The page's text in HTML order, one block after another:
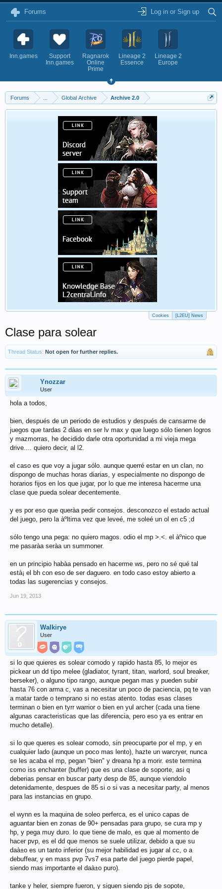
Forums Log in or Sign up
Inn.games
Support
Inn.games
Ragnarok
Online
Prime
Lineage 2
Essence
Lineage 2
Europe
Forums Global Archive Archive 2.0
Cookies [L2EU] News
Clase para solear
Thread Status: Not open for further replies.
Ynozzar
User
hola a todos,
bien, después de un periodo de estudios y después de cansarme de
juegos que tardas 2 dà­as en ser lv max y que luego sólo tienen logros
y mazmorras, he decidido darle otra oportunidad a mi vieja mega
drive.... quiero decir, al l2.
el caso es que voy a jugar sólo. aunque querré estar en un clan, no
dispongo de muchas horas diarias, y especialmente no dispongo de
horarios fijos en los que jugar, por lo que me interesa hacerme una
clase que pueda solear decentemente.
y es por eso que querà­a pedir consejos. desconozco el estado actual
del juego, pero la àºltima vez que leveé, me soleé un ol en c5 ;d
sólo tengo una pega: no quiero magos. odio el mp >.<. el àºnico que
me pasarà­a serà­a un summoner.
en un principio habà­a pensado en hacerme ws, pero no sé qué tal
està¡ el bh con eso de ser daguero. en todo caso estoy abierto a
todas las sugerencias y consejos.
Jun 19, 2013
Walkirye
User
si lo que quieres es solear comodo y rapido hasta 85, lo mejor es
pickear un dd tipo melee (gladiator, tyrant, titan, warlord, soul breaker,
berseker), o alguno tipo rango, aunque pegan mas y pueden subir
hasta 76 con arma c, vas a necesitar un poco de paciencia, pq te van
a matar tarde o temprano si no estas atento. todas esas clases
terminan o bien en tyrr warrior o bien en yul archer (cada una tiene
algunas caracteristicas que las diferencia, pero eso ya es entrar en
mucho detalle).
si lo que queres es solear comodo, sin preocuparte por el mp, y en
cualquier lado (aunque un poco mas lento), hazte un warcryer, nunca
se les acaba el mp, pegan "bien" y dreana hp a morir. este termina
como iss enchanter (buffer) que es una clase de soporte, asi q
deberias pensar en buscar party desp de 85, aunque viendolo
detenidamente, despues de 85 si o si vas a necesitar party, al menos
para las instancias en grupo.
el wynn es la maquina de soleo perferca, es el unico capas de
aguantar bien en zonas de 90+ pensadas para grupo, se cura mp y
hp, y pega muy duro. lo que tiene de malo, es que al momento de
hacer pvp, es el dd que menos se suele utilizar, debido a que su
daà±o es un tanto inferior (su mejor habilidad es jugar al cc, o a
debuffear, y en mass pvp 7vs7 esa parte del juego pierde papel,
siendo mas importante el daà±o puro).
tanke y heler, siempre fueron, y siguen siendo pjs de sopote,